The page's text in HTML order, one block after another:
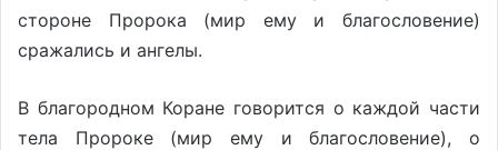
стороне Пророка (мир ему и благословение)
сражались и ангелы.
В благородном Коране говорится о каждой части
тела Пророке (мир ему и благословение), о